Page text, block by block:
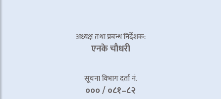
अध्यक्ष तथा प्रबन्ध निर्देशक:
एनके चाैधरी
सूचना विभाग दर्ता नं.
००० / ०८१–८२